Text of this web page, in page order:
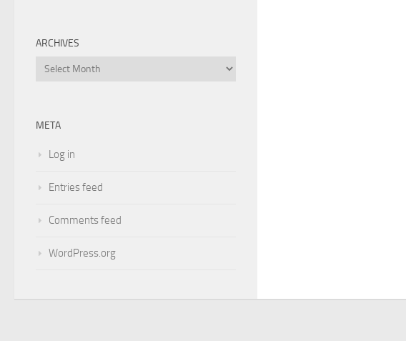
ARCHIVES
Archives
META
Log in
Entries feed
Comments feed
WordPress.org